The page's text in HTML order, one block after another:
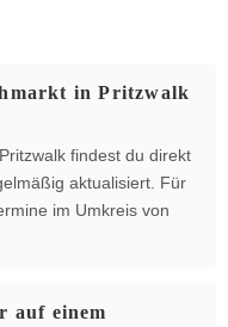
in Pritzwalk
findest du direkt
aktualisiert. Für
im Umkreis von
auf einem